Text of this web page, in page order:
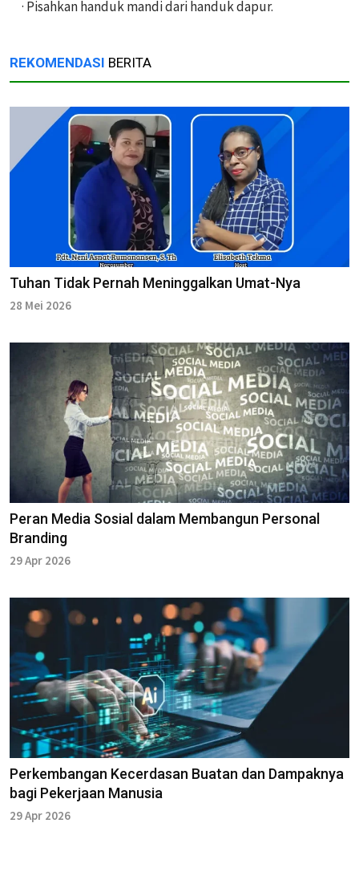
· Pisahkan handuk mandi dari handuk dapur.
REKOMENDASI BERITA
Tuhan Tidak Pernah Meninggalkan Umat-Nya
28 Mei 2026
Peran Media Sosial dalam Membangun Personal
Branding
29 Apr 2026
Perkembangan Kecerdasan Buatan dan Dampaknya
bagi Pekerjaan Manusia
29 Apr 2026